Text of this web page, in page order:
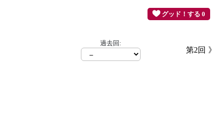
グッド！する 0
過去回:
第2回